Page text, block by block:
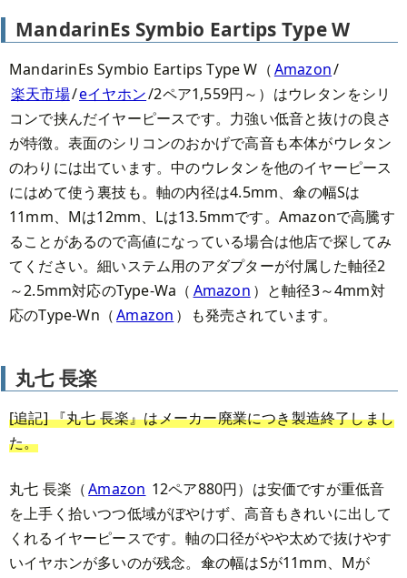
MandarinEs Symbio Eartips Type W
MandarinEs Symbio Eartips Type W（Amazon/
楽天市場/eイヤホン/2ペア1,559円～）はウレタンをシリ
コンで挟んだイヤーピースです。力強い低音と抜けの良さ
が特徴。表面のシリコンのおかげで高音も本体がウレタン
のわりには出ています。中のウレタンを他のイヤーピース
にはめて使う裏技も。軸の内径は4.5mm、傘の幅Sは
11mm、Mは12mm、Lは13.5mmです。Amazonで高騰す
ることがあるので高値になっている場合は他店で探してみ
てください。細いステム用のアダプターが付属した軸径2
～2.5mm対応のType-Wa（ Amazon ）と軸径3～4mm対
応のType-Wn（Amazon ）も発売されています。
丸七 長楽
[追記] 『丸七 長楽』はメーカー廃業につき製造終了しまし
た。
丸七 長楽（Amazon 12ペア880円）は安価ですが重低音
を上手く拾いつつ低域がぼやけず、高音もきれいに出して
くれるイヤーピースです。軸の口径がやや太めで抜けやす
いイヤホンが多いのが残念。傘の幅はSが11mm、Mが